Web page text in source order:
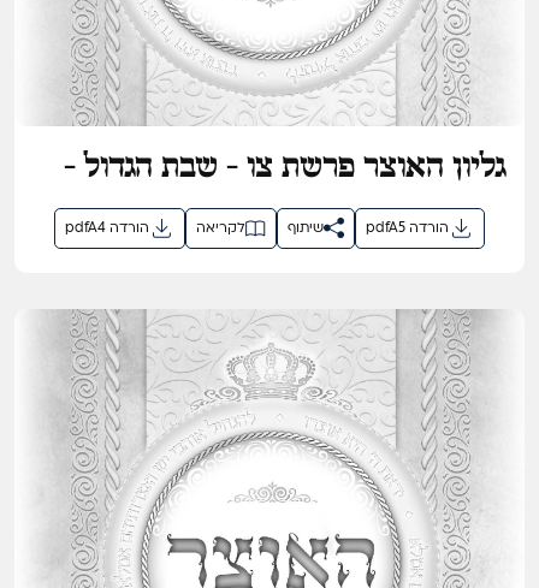
גליון האוצר פרשת צו - שבת הגדול -
חג הפסח תשפ"ו
pdfA4 הורדה לקריאה שיתוף pdfA5 הורדה